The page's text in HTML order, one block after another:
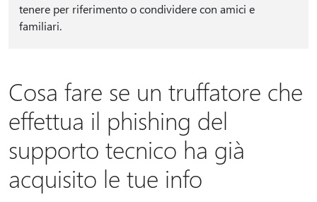
tenere per riferimento o condividere con amici e
familiari.
Cosa fare se un truffatore che
effettua il phishing del
supporto tecnico ha già
acquisito le tue info